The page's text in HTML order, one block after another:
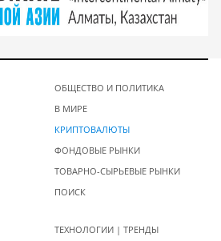
ОБЩЕСТВО И ПОЛИТИКА
В МИРЕ
КРИПТОВАЛЮТЫ
ФОНДОВЫЕ РЫНКИ
ТОВАРНО-СЫРЬЕВЫЕ РЫНКИ
ПОИСК
ТЕХНОЛОГИИ | ТРЕНДЫ